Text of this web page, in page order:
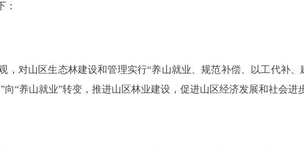
：
对山区生态林建设和管理实行“养山就业、规范补偿、以工代补、
“养山就业”转变，推进山区林业建设，促进山区经济发展和社会进